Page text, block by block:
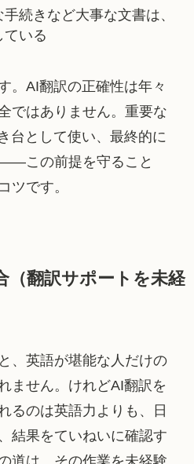
続きなど大事な文書は、
ている
。AI翻訳の正確性は年々
ではありません。重要な
台として使い、最終的に
この前提を守ること
ツです。
（翻訳サポートを未経
、英語が堪能な人だけの
ません。けれどAI翻訳を
るのは英語力よりも、日
結果をていねいに確認す
道は、その作業を未経験